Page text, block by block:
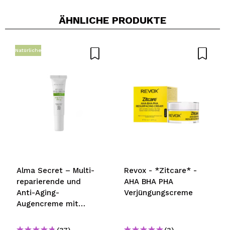
ÄHNLICHE PRODUKTE
Natürliche
Alma Secret – Multi-
reparierende und
Anti-Aging-
Augencreme mit
Revox - *Zitcare* -
AHA BHA PHA
Verjüngungscreme